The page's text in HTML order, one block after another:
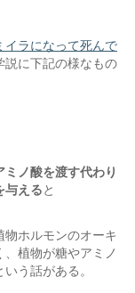
イラになって死んで
説に下記の様なもの
ノ酸を渡す代わり
与えると
ホルモンのオーキ
植物が糖やアミノ
う話がある。